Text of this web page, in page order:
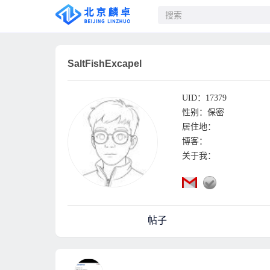
SaltFishExcapel
UID：17379
性别：保密
居住地：
博客：
关于我：
帖子